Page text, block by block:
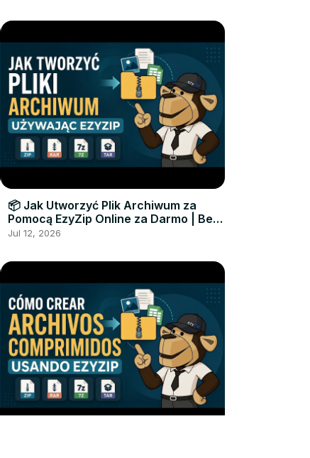
📦 Jak Utworzyć Plik Archiwum za
Pomocą EzyZip Online za Darmo | Bez
Instalacji Oprogramowania
Jul 12, 2026